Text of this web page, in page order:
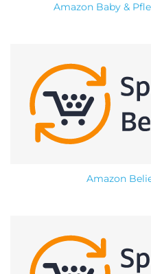
Amazon Baby &
Amazon